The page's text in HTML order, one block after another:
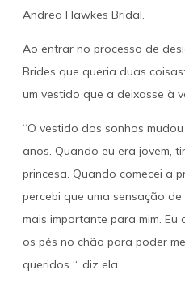
Andrea Hawkes Bridal.
Ao entrar no processo de
Brides que queria duas
um vestido que a deixasse à
“O vestido dos sonhos
anos. Quando eu era jovem,
princesa. Quando comecei a
percebi que uma sensação
mais importante para mim. Eu
os pés no chão para poder
queridos “, diz ela.